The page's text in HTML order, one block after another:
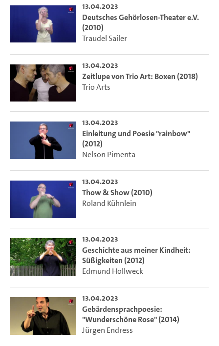
13.04.2023
Deutsches Gehörlosen-Theater e.V.
(2010)
Traudel Sailer
13.04.2023
Zeitlupe von Trio Art: Boxen (2018)
Trio Arts
13.04.2023
Einleitung und Poesie "rainbow"
(2012)
Nelson Pimenta
13.04.2023
Thow & Show (2010)
Roland Kühnlein
13.04.2023
Geschichte aus meiner Kindheit:
Süßigkeiten (2012)
Edmund Hollweck
13.04.2023
Gebärdensprachpoesie:
"Wunderschöne Rose" (2014)
Jürgen Endress